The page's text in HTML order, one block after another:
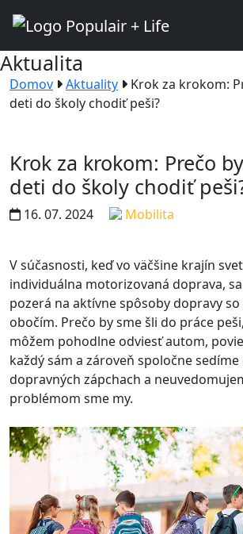
Aktualita
Domov Aktuality
Krok za krokom:
deti do školy chodiť peši?
Krok za krokom: Prečo
deti do školy chodiť
16. 07. 2024 Mobilita
V súčasnosti, keď vo väčšine krajín
individuálna motorizovaná doprava, sa
pozerá na aktívne spôsoby dopravy
obočím. Prečo by sme šli do práce
môžem pohodlne odviesť autom,
každý sám a zároveň spoločne
dopravných zápchach a
problémom sme my.